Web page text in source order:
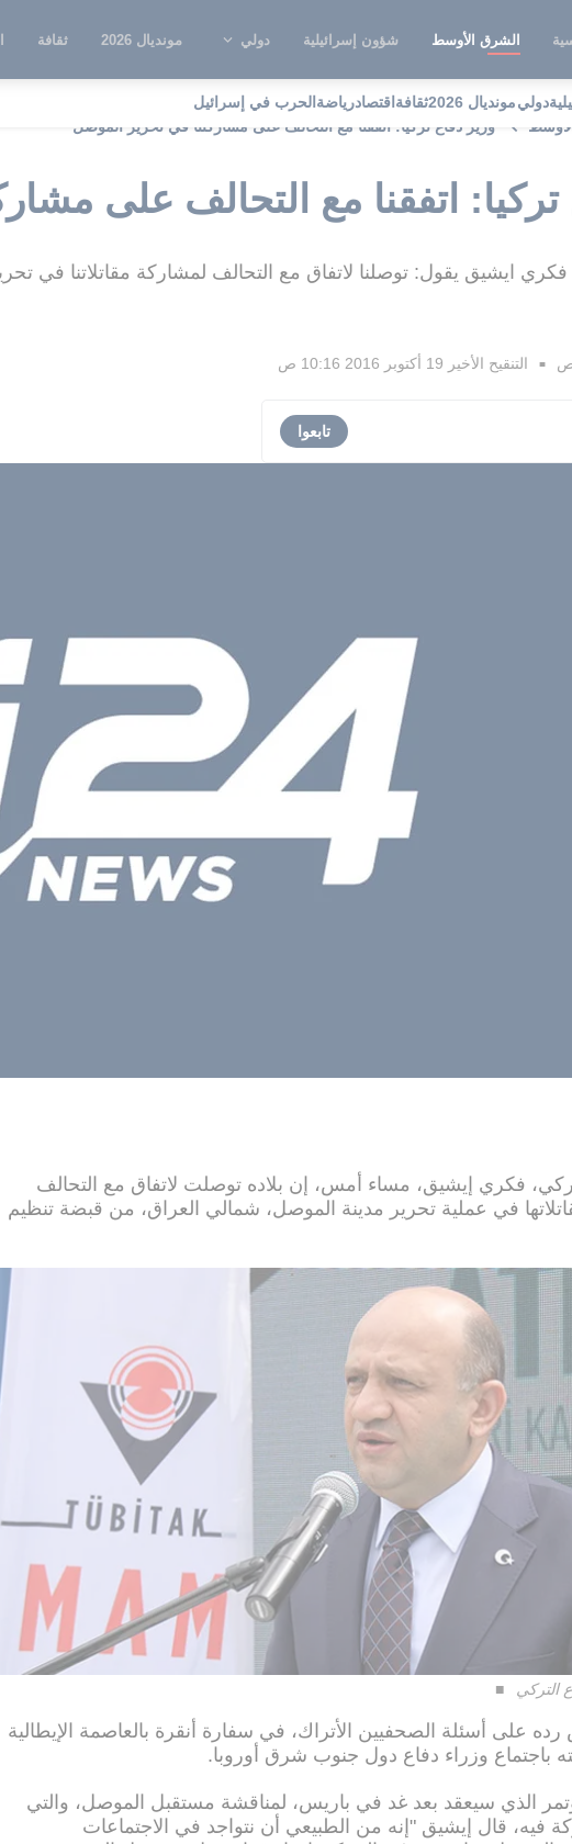
الشرق الأوسط شؤون إسرائيلية دولي مونديال 2026 ثقافة
دوليمونديال 2026 ثقافة اقتصادرياضة الحرب في إسرائيل
وزير دفاع تركيا: اتفقنا مع التحالف على مشاركتنا في تحرير الموصل
تركيا: اتفقنا مع التحالف على
فكري ايشيق يقول: توصلنا لاتفاق مع التحالف لمشاركة مقاتلاتنا في
■ التنقيح الأخير 19 أكتوبر 2016 10:16 ص
تابعوا
فكري إيشيق، مساء أمس، إن بلاده توصلت لاتفاق مع التحالف
في عملية تحرير مدينة الموصل، شمالي العراق، من قبضة تنظيم
التركي
على أسئلة الصحفيين الأتراك، في سفارة أنقرة بالعاصمة الإيطالية
باجتماع وزراء دفاع دول جنوب شرق أوروبا.
الذي سيعقد بعد غد في باريس، لمناقشة مستقبل الموصل، والتي
فيه، قال إيشيق "إنه من الطبيعي أن نتواجد في الاجتماعات